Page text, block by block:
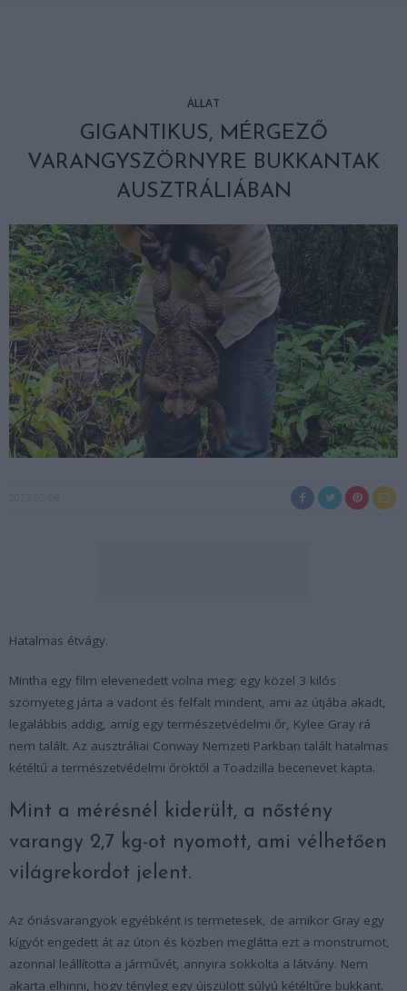
ÁLLAT
GIGANTIKUS, MÉRGEZŐ
VARANGYSZÖRNYRE BUKKANTAK
AUSZTRÁLIÁBAN
Hatalmas étvágy.
Mintha egy film elevenedett volna meg: egy közel 3 kilós
szörnyeteg járta a vadont és felfalt mindent, ami az útjába akadt,
legalábbis addig, amíg egy természetvédelmi őr, Kylee Gray rá
nem talált. Az ausztráliai Conway Nemzeti Parkban talált hatalmas
kétéltű a természetvédelmi őröktől a Toadzilla becenevet kapta.
Mint a mérésnél kiderült, a nőstény
varangy 2,7 kg-ot nyomott, ami vélhetően
világrekordot jelent.
Az óriásvarangyok egyébként is termetesek, de amikor Gray egy
kígyót engedett át az úton és közben meglátta ezt a monstrumot,
azonnal leállította a járművét, annyira sokkolta a látvány. Nem
akarta elhinni, hogy tényleg egy újszülött súlyú kétéltűre bukkant.